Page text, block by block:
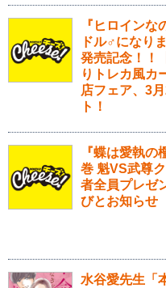
『ヒロインな
ドル♂になり
発売記念！！
りトレカ風カ
店フェア、3
ト！
『蝶は愛執の
巻 魁VS武尊
者全員プレゼ
びとお知らせ
水谷愛先生「